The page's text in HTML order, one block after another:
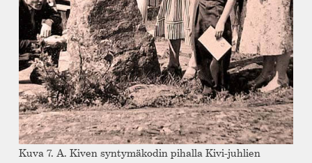
Kuva 7. A. Kiven syntymäkodin pihalla Kivi-juhlien